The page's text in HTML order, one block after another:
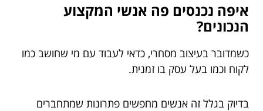
איפה נכנסים פה אנשי המקצוע
הנכונים?
כשמדובר בעיצוב מסחרי, כדאי לעבוד עם מי שחושב כמו
לקוח וכמו בעל עסק בו זמנית.
בדיוק בגלל זה אנשים מחפשים פתרונות שמתחברים